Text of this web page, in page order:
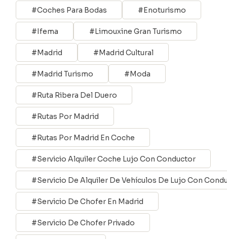
Coches Para Bodas Enoturismo
Ifema Limouxine Gran Turismo
Madrid Madrid Cultural
Madrid Turismo Moda
Ruta Ribera Del Duero
Rutas Por Madrid
Rutas Por Madrid En Coche
Servicio Alquiler Coche Lujo Con Conductor
Servicio De Alquiler De Vehículos De Lujo Con
Servicio De Chofer En Madrid
Servicio De Chofer Privado